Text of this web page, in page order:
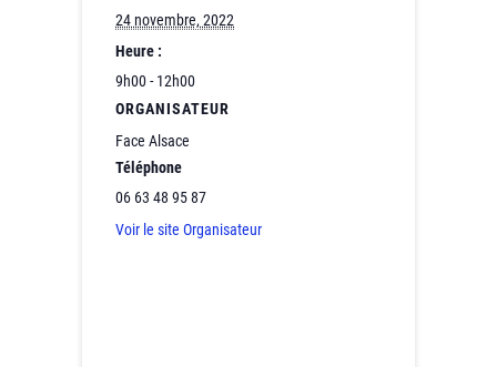
24 novembre, 2022
Heure :
9h00 - 12h00
ORGANISATEUR
Face Alsace
Téléphone
06 63 48 95 87
Voir le site Organisateur